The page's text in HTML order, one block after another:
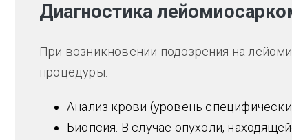
Диагностика
При возникновении подозрения на
процедуры:
Анализ крови (уровень
Биопсия. В случае опухоли,